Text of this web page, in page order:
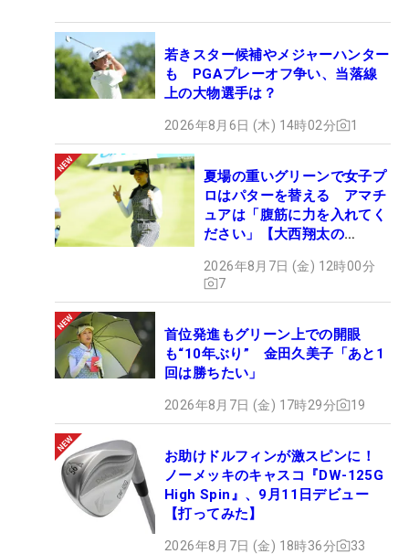
若きスター候補やメジャーハンター
も PGAプレーオフ争い、当落線
上の大物選手は？
2026年8月6日 (木) 14時02分 1
夏場の重いグリーンで女子プ
ロはパターを替える アマチ
ュアは「腹筋に力を入れてく
ださい」【大西翔太の
2026年8月7日 (金) 12時00分
7
首位発進もグリーン上での開眼
も“10年ぶり” 金田久美子「あと1
回は勝ちたい」
2026年8月7日 (金) 17時29分 19
お助けドルフィンが激スピンに！
ノーメッキのキャスコ『DW-125G
High Spin』、9月11日デビュー
【打ってみた】
2026年8月7日 (金) 18時36分 33